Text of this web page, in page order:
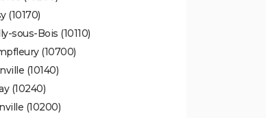
(10170)
sous-Bois (10110)
(10700)
(10140)
(10240)
(10200)